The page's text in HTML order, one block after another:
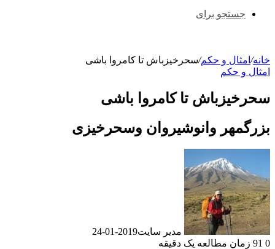
جستجو برای
خانه/ امثال و حکم/سحرخیزباش تا کامروا باشی
امثال و حکم
سحرخیزباش تا کامروا باشی
بزرگمهر وانوشیروان وسحرخیزی
مدیر سایت2019-01-24
0
زمان مطالعه یک دقیقه